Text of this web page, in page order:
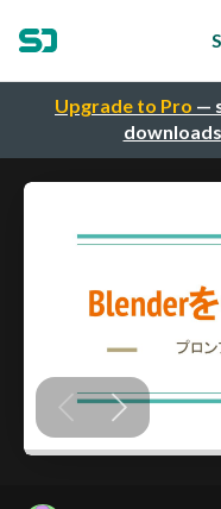
Upgrade to Pro —